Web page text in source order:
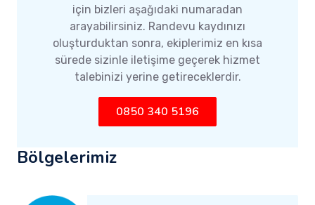
için bizleri aşağıdaki numaradan
arayabilirsiniz. Randevu kaydınızı
oluşturduktan sonra, ekiplerimiz en kısa
sürede sizinle iletişime geçerek hizmet
talebinizi yerine getireceklerdir.
0850 340 5196
Bölgelerimiz